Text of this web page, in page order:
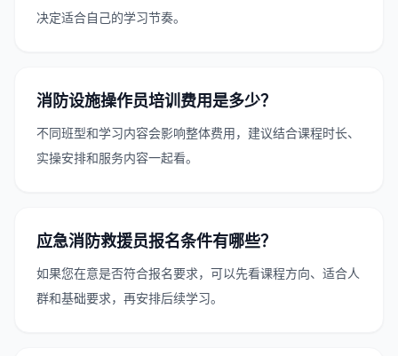
决定适合自己的学习节奏。
消防设施操作员培训费用是多少？
不同班型和学习内容会影响整体费用，建议结合课程时长、
实操安排和服务内容一起看。
应急消防救援员报名条件有哪些？
如果您在意是否符合报名要求，可以先看课程方向、适合人
群和基础要求，再安排后续学习。